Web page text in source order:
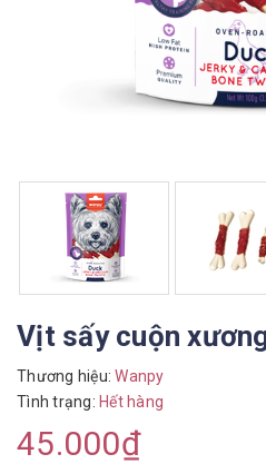
Vịt sấy cuộn
Thương hiệu: Wanpy
Tình trạng: Hết hàng
45.000₫